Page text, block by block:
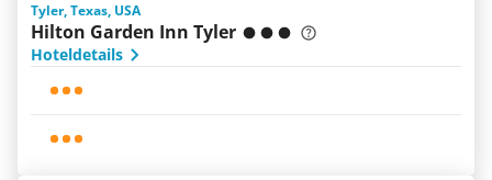
Tyler, Texas, USA
Hilton Garden Inn Tyler
Hoteldetails